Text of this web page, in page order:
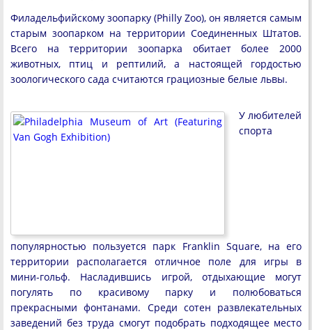
Филадельфийскому зоопарку (Philly Zoo), он является самым
старым зоопарком на территории Соединенных Штатов.
Всего на территории зоопарка обитает более 2000
животных, птиц и рептилий, а настоящей гордостью
зоологического сада считаются грациозные белые львы.
У любителей
спорта
популярностью пользуется парк Franklin Square, на его
территории располагается отличное поле для игры в
мини-гольф. Насладившись игрой, отдыхающие могут
погулять по красивому парку и полюбоваться
прекрасными фонтанами. Среди сотен развлекательных
заведений без труда смогут подобрать подходящее место